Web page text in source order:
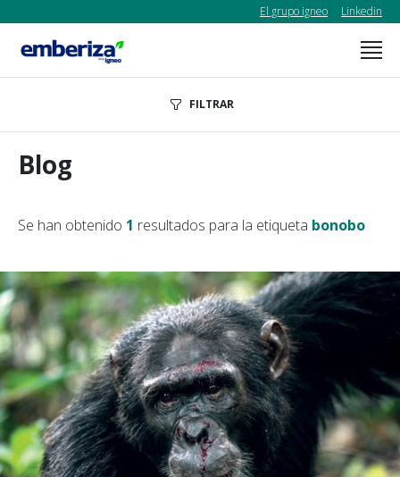
El grupo igneo Linkedin
FILTRAR
Blog
Se han obtenido 1 resultados para la etiqueta bonobo